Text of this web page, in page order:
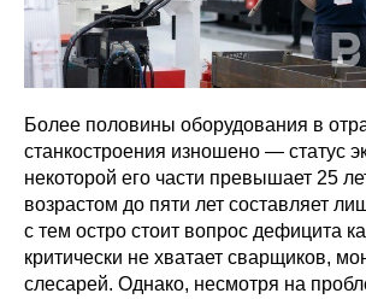
Более половины оборудования в
станкостроения изношено — статус
некоторой его части превышает 25
возрастом до пяти лет составляет
с тем остро стоит вопрос дефицита
критически не хватает сварщиков,
слесарей. Однако, несмотря на